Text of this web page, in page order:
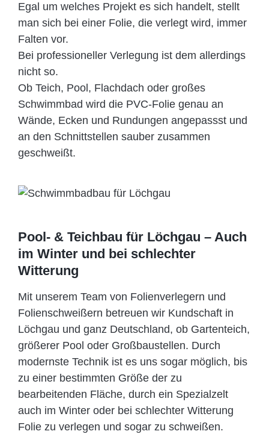
Egal um welches Projekt es sich handelt, stellt
man sich bei einer Folie, die verlegt wird, immer
Falten vor.
Bei professioneller Verlegung ist dem allerdings
nicht so.
Ob Teich, Pool, Flachdach oder großes
Schwimmbad wird die PVC-Folie genau an
Wände, Ecken und Rundungen angepassst und
an den Schnittstellen sauber zusammen
geschweißt.
Pool- & Teichbau für Löchgau – Auch
im Winter und bei schlechter
Witterung
Mit unserem Team von Folienverlegern und
Folien­schweißern betreuen wir Kundschaft in
Löchgau und ganz Deutschland, ob Gartenteich,
größerer Pool oder Großbaustellen. Durch
modernste Technik ist es uns sogar möglich, bis
zu einer bestimmten Größe der zu
bearbeitenden Fläche, durch ein Spezi­alzelt
auch im Winter oder bei schlechter Witterung
Folie zu verlegen und sogar zu schweißen.